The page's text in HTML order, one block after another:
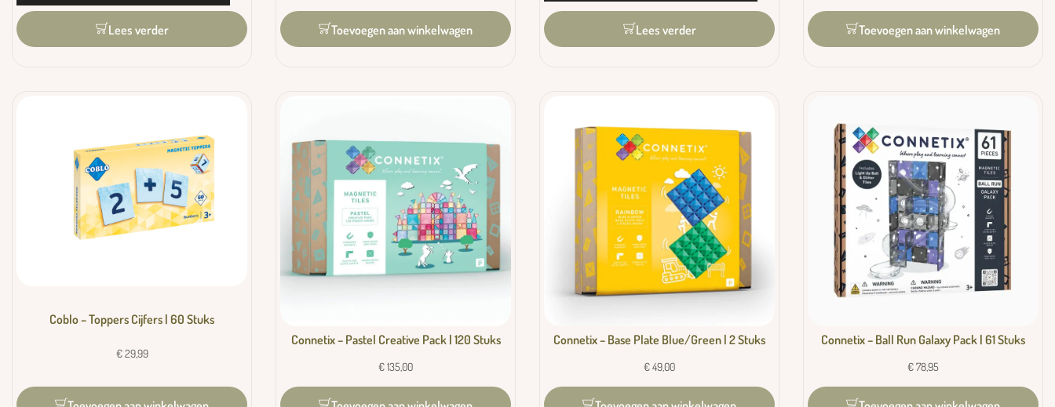
Lees verder Toevoegen aan winkelwagen Lees verder Toevoegen aan winkelwagen
Coblo – Toppers Cijfers | 60 Stuks
€29,99
Connetix – Pastel Creative Pack | 120 Stuks
€135,00
Connetix – Base Plate Blue/Green | 2 Stuks
€49,00
Connetix – Ball Run Galaxy Pack | 61 Stuks
€78,95